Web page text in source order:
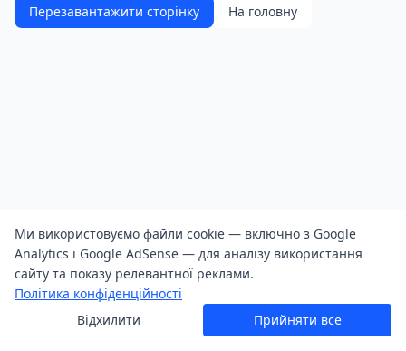
Перезавантажити сторінку На головну
Ми використовуємо файли cookie — включно з Google
Analytics і Google AdSense — для аналізу використання
сайту та показу релевантної реклами.
Політика конфіденційності
Відхилити
Прийняти все